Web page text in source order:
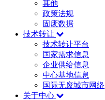
其他
政策法规
固废数据
技术转让
技术转让平台
国家需求信息
企业供给信息
中心基地信息
国际无废城市网络
关于中心